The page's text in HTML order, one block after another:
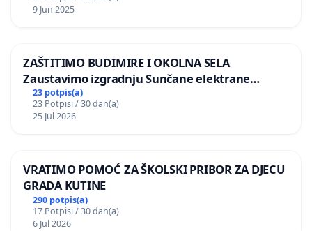
9 Jun 2025
ZAŠTITIMO BUDIMIRE I OKOLNA SELA
Zaustavimo izgradnju Sunčane elektrane
Vedrine na području Ugljana
23 potpis(a)
23 Potpisi / 30 dan(a)
25 Jul 2026
VRATIMO POMOĆ ZA ŠKOLSKI PRIBOR ZA DJECU
GRADA KUTINE
290 potpis(a)
17 Potpisi / 30 dan(a)
6 Jul 2026